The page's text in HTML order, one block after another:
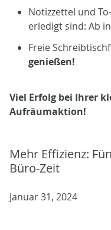
Notizzettel und
erledigt sind: Ab
Freie
genießen!
Viel Erfolg bei Ihrer
Aufräumaktion!
Mehr Effizienz:
Büro-Zeit
Januar 31, 2024